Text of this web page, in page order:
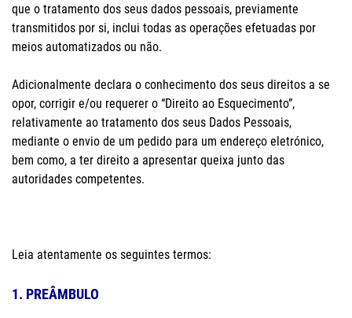
que o tratamento dos seus dados pessoais, previamente
transmitidos por si, inclui todas as operações efetuadas por
meios automatizados ou não.
Adicionalmente declara o conhecimento dos seus direitos a se
opor, corrigir e/ou requerer o “Direito ao Esquecimento”,
relativamente ao tratamento dos seus Dados Pessoais,
mediante o envio de um pedido para um endereço eletrónico,
bem como, a ter direito a apresentar queixa junto das
autoridades competentes.
Leia atentamente os seguintes termos:
1. PREÂMBULO